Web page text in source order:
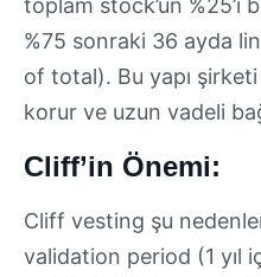
toplam stock’un %25’i
%75 sonraki 36 ayda
of total). Bu yapı
korur ve uzun vadeli
Cliff’in Önemi:
Cliff vesting şu
validation period (1 yıl